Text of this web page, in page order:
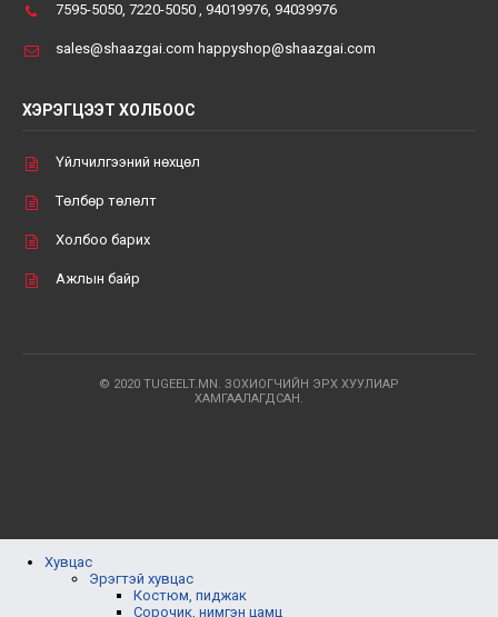
7595-5050, 7220-5050 , 94019976, 94039976
sales@shaazgai.com happyshop@shaazgai.com
ХЭРЭГЦЭЭТ ХОЛБООС
Үйлчилгээний нөхцөл
Төлбөр төлөлт
Холбоо барих
Ажлын байр
© 2020 TUGEELT.MN. ЗОХИОГЧИЙН ЭРХ ХУУЛИАР
ХАМГААЛАГДСАН.
Хувцас
Эрэгтэй хувцас
Костюм, пиджак
Сорочик, нимгэн цамц